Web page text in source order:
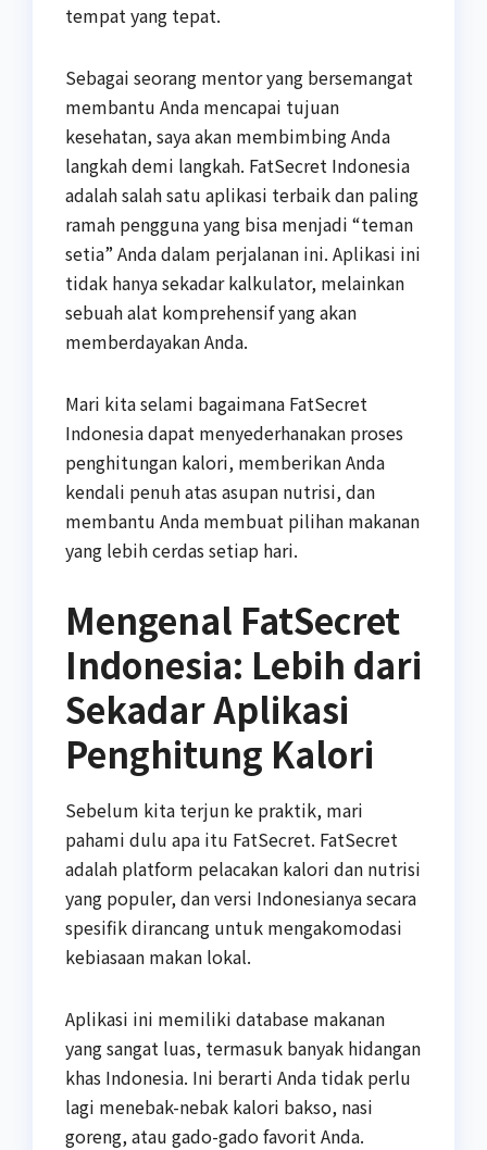
tempat yang tepat.
Sebagai seorang mentor yang bersemangat
membantu Anda mencapai tujuan
kesehatan, saya akan membimbing Anda
langkah demi langkah. FatSecret Indonesia
adalah salah satu aplikasi terbaik dan paling
ramah pengguna yang bisa menjadi “teman
setia” Anda dalam perjalanan ini. Aplikasi ini
tidak hanya sekadar kalkulator, melainkan
sebuah alat komprehensif yang akan
memberdayakan Anda.
Mari kita selami bagaimana FatSecret
Indonesia dapat menyederhanakan proses
penghitungan kalori, memberikan Anda
kendali penuh atas asupan nutrisi, dan
membantu Anda membuat pilihan makanan
yang lebih cerdas setiap hari.
Mengenal FatSecret
Indonesia: Lebih dari
Sekadar Aplikasi
Penghitung Kalori
Sebelum kita terjun ke praktik, mari
pahami dulu apa itu FatSecret. FatSecret
adalah platform pelacakan kalori dan nutrisi
yang populer, dan versi Indonesianya secara
spesifik dirancang untuk mengakomodasi
kebiasaan makan lokal.
Aplikasi ini memiliki database makanan
yang sangat luas, termasuk banyak hidangan
khas Indonesia. Ini berarti Anda tidak perlu
lagi menebak-nebak kalori bakso, nasi
goreng, atau gado-gado favorit Anda.